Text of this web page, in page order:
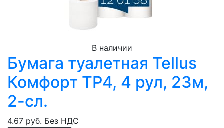
В наличии
Бумага туалетная Tellus
Комфорт TP4, 4 рул, 23м,
2-сл.
4.67 руб. Без НДС